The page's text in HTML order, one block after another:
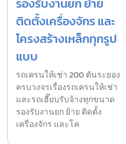
ติดตั้งเครื่องจักร และ
โครงสร้างเหล็กทุกรูป
แบบ
รถเครนให้เช่า 200 ตันระยอง
ครบวงจรเรื่องรถเครนให้เช่า
และรถเฮี๊ยบรับจ้างทุกขนาด
รองรับงานยก ย้าย ติดตั้ง
เครื่องจักร และโค